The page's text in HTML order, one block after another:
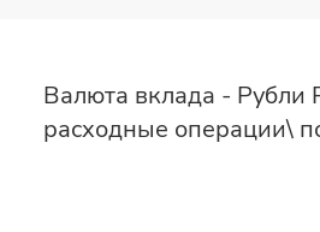
Валюта вклада -
расходные операции\